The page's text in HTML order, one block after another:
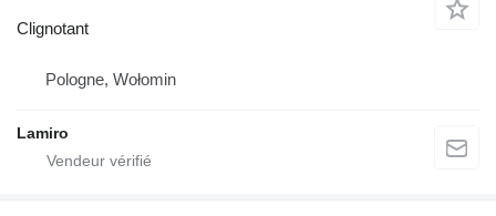
Clignotant
Pologne, Wołomin
Lamiro